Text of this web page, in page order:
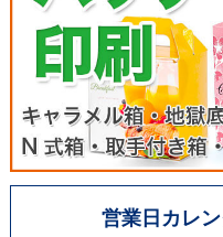
営業日カレ